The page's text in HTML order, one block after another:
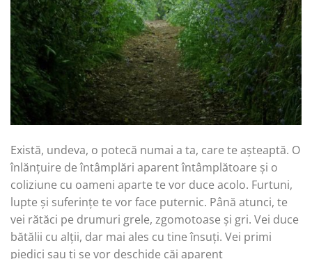
Există, undeva, o potecă numai a ta, care te așteaptă. O
înlănțuire de întâmplări aparent întâmplătoare și o
coliziune cu oameni aparte te vor duce acolo. Furtuni,
lupte și suferințe te vor face puternic. Până atunci, te
vei rătăci pe drumuri grele, zgomotoase și gri. Vei duce
bătălii cu alții, dar mai ales cu tine însuți. Vei primi
piedici sau ți se vor deschide căi aparent